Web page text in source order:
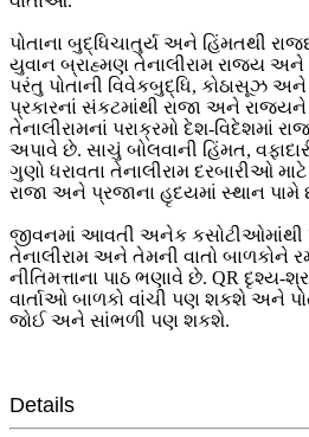
પોતાના બુદ્ધિચાતુર્ય અને હિંમતથી
યુવાન બ્રાહ્મણ તેનાલીરામ રાજ્ય અને
પરંતુ પોતાની વિવેકબુદ્ધિ, કોઠાસૂઝ
પ્રકારનાં સંકટમાંથી રાજા અને
તેનાલીરામનાં પરાક્રમો દેશ-વિદેશમાં
અપાવે છે. સાચું બોલવાની હિંમત,
ગુણો ધરાવતા તેનાલીરામ દરબારીઓ
રાજા અને પ્રજાના હૃદયમાં સ્થાન પામે
જીવનમાં આવતી અનેક કસોટીઓમાંથી
તેનાલીરામ અને તેમની વાતો બાળકોને
નીતિમત્તાના પાઠ ભણાવે છે. QR દૃશ્ય-
વાર્તાઓ બાળકો વાંચી પણ શકશે અને
જોઈ અને સાંભળી પણ શકશે.
Details